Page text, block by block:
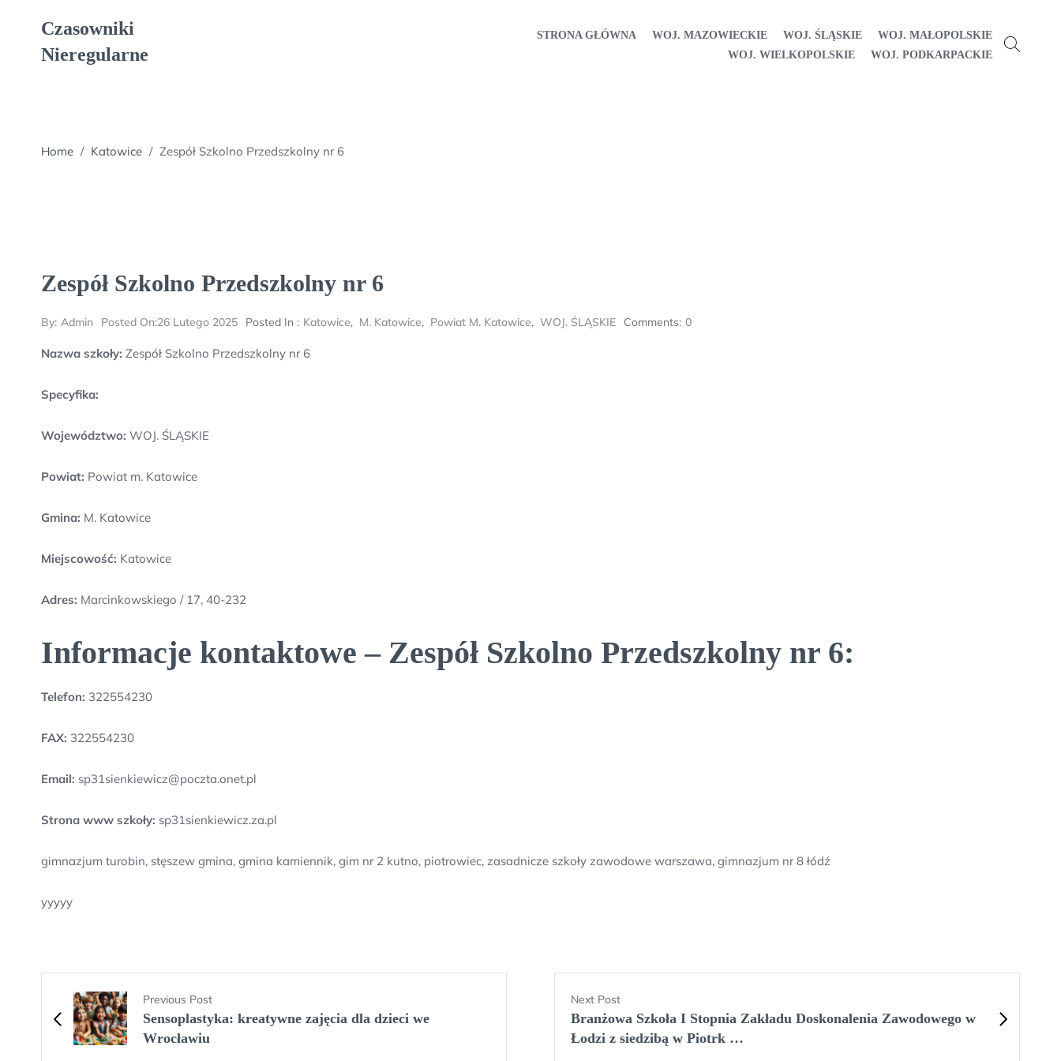
Czasowniki
Nieregularne
STRONA GŁÓWNA WOJ. MAZOWIECKIE WOJ. ŚLĄSKIE
WOJ. MAŁOPOLSKIE
WOJ. WIELKOPOLSKIE
WOJ. PODKARPACKIE
Home / Katowice / Zespół Szkolno Przedszkolny nr 6
Zespół Szkolno Przedszkolny nr 6
By: Admin Posted On:26 Lutego 2025 Posted In : Katowice, M. Katowice, Powiat M. Katowice, WOJ. ŚLĄSKIE Comments: 0
Nazwa szkoły: Zespół Szkolno Przedszkolny nr 6
Specyfika:
Województwo: WOJ. ŚLĄSKIE
Powiat: Powiat m. Katowice
Gmina: M. Katowice
Miejscowość: Katowice
Adres: Marcinkowskiego / 17, 40-232
Informacje kontaktowe – Zespół Szkolno Przedszkolny nr 6:
Telefon: 322554230
FAX: 322554230
Email: sp31sienkiewicz@poczta.onet.pl
Strona www szkoły: sp31sienkiewicz.za.pl
gimnazjum turobin, stęszew gmina, gmina kamiennik, gim nr 2 kutno, piotrowiec, zasadnicze szkoły zawodowe warszawa, gimnazjum nr 8 łódź
yyyyy
Previous Post
Sensoplastyka: kreatywne zajęcia dla dzieci we
Wrocławiu
Next Post
Branżowa Szkoła I Stopnia Zakładu Doskonalenia Zawodowego w
Łodzi z siedzibą w Piotrk …